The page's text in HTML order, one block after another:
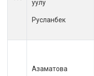
уулу
Русланбек
Азаматова